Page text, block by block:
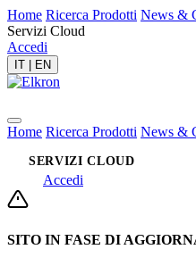
Home Ricerca Prodotti News &
Servizi Cloud
Accedi
IT EN
Home Ricerca Prodotti News &
SERVIZI CLOUD
Accedi
SITO IN FASE DI